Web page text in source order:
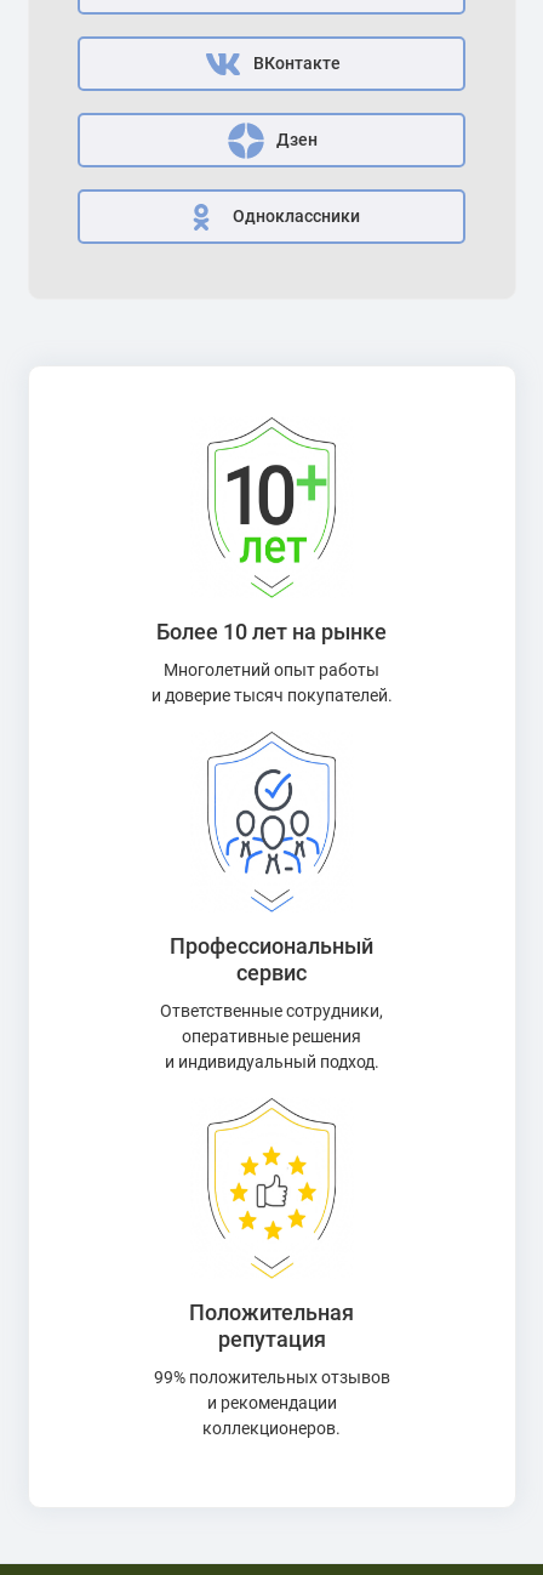
ВКонтакте
Дзен
Одноклассники
Более 10 лет на рынке
Многолетний опыт работы
и доверие тысяч покупателей.
Профессиональный
сервис
Ответственные сотрудники,
оперативные решения
и индивидуальный подход.
Положительная
репутация
99% положительных отзывов
и рекомендации
коллекционеров.